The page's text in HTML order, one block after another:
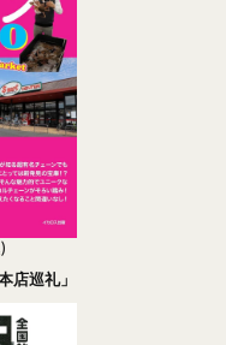
店巡礼」